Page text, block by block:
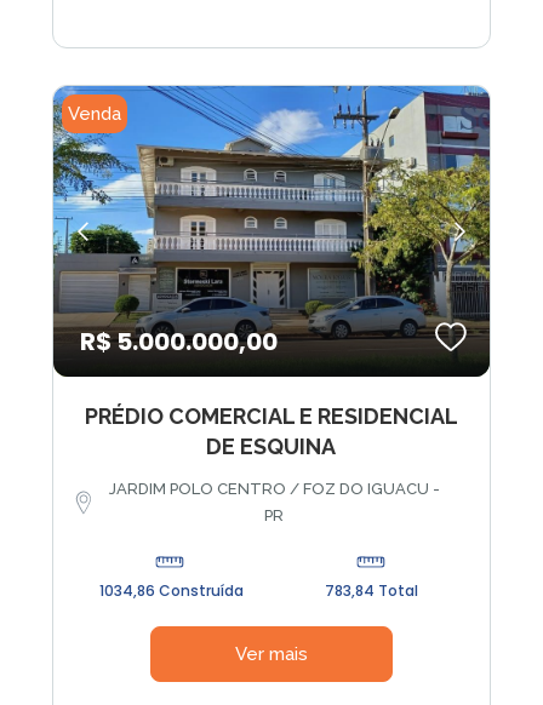
Venda
R$ 5.000.000,00
PRÉDIO COMERCIAL E RESIDENCIAL
DE ESQUINA
JARDIM POLO CENTRO / FOZ DO IGUACU -
PR
1034,86 Construída 783,84 Total
Ver mais